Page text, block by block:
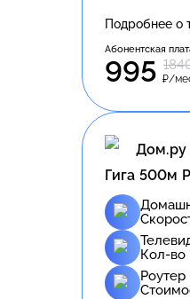
Подробнее о
Абонентская
995 ₽/
Дом.ру
Гига 500м
Кол-во
Роутер